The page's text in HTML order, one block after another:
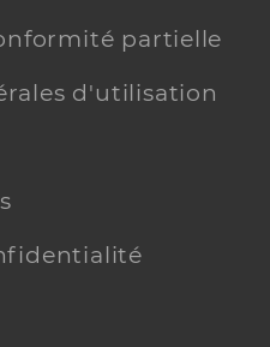
partielle
d'utilisation